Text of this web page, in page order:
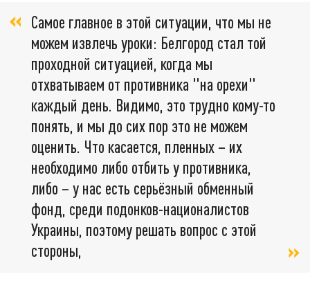
Самое главное в этой ситуации, что мы не
можем извлечь уроки: Белгород стал той
проходной ситуацией, когда мы
отхватываем от противника "на орехи"
каждый день. Видимо, это трудно кому-то
понять, и мы до сих пор это не можем
оценить. Что касается, пленных – их
необходимо либо отбить у противника,
либо – у нас есть серьёзный обменный
фонд, среди подонков-националистов
Украины, поэтому решать вопрос с этой
стороны,